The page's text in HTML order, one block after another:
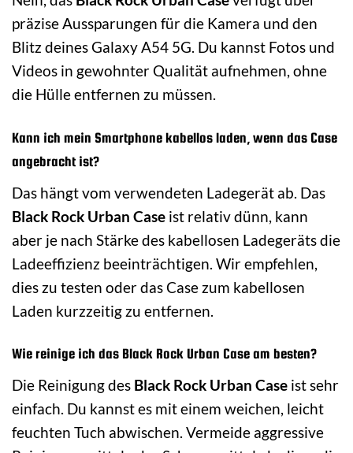
präzise Aussparungen für die Kamera und den
Blitz deines Galaxy A54 5G. Du kannst Fotos und
Videos in gewohnter Qualität aufnehmen, ohne
die Hülle entfernen zu müssen.
Kann ich mein Smartphone kabellos laden, wenn das Case
angebracht ist?
Das hängt vom verwendeten Ladegerät ab. Das
Black Rock Urban Case ist relativ dünn, kann
aber je nach Stärke des kabellosen Ladegeräts die
Ladeeffizienz beeinträchtigen. Wir empfehlen,
dies zu testen oder das Case zum kabellosen
Laden kurzzeitig zu entfernen.
Wie reinige ich das Black Rock Urban Case am besten?
Die Reinigung des Black Rock Urban Case ist sehr
einfach. Du kannst es mit einem weichen, leicht
feuchten Tuch abwischen. Vermeide aggressive